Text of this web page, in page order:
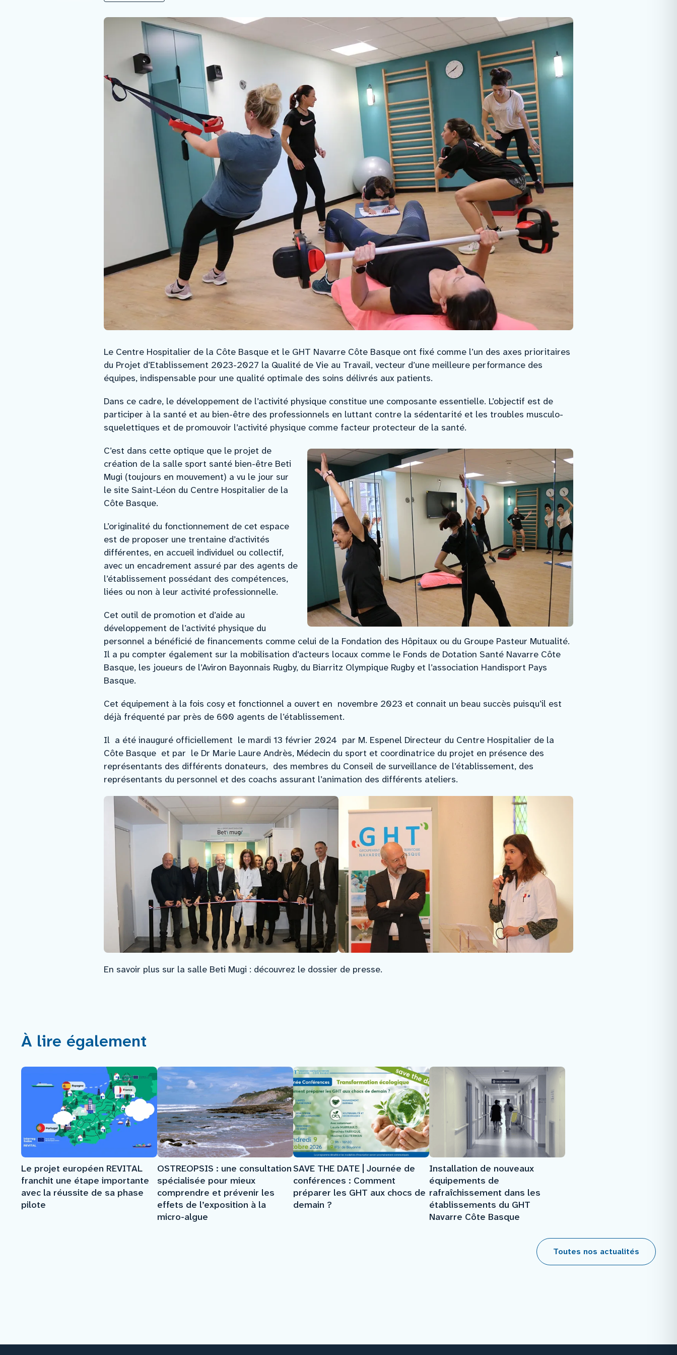
Le Centre Hospitalier de la Côte Basque et le GHT Navarre Côte Basque ont fixé comme l’un des axes prioritaires
du Projet d’Etablissement 2023-2027 la Qualité de Vie au Travail, vecteur d’une meilleure performance des
équipes, indispensable pour une qualité optimale des soins délivrés aux patients.
Dans ce cadre, le développement de l’activité physique constitue une composante essentielle. L’objectif est de
participer à la santé et au bien-être des professionnels en luttant contre la sédentarité et les troubles musculo-
squelettiques et de promouvoir l’activité physique comme facteur protecteur de la santé.
C’est dans cette optique que le projet de
création de la salle sport santé bien-être Beti
Mugi (toujours en mouvement) a vu le jour sur
le site Saint-Léon du Centre Hospitalier de la
Côte Basque.
L’originalité du fonctionnement de cet espace
est de proposer une trentaine d’activités
différentes, en accueil individuel ou collectif,
avec un encadrement assuré par des agents de
l’établissement possédant des compétences,
liées ou non à leur activité professionnelle.
Cet outil de promotion et d’aide au
développement de l’activité physique du
personnel a bénéficié de financements comme celui de la Fondation des Hôpitaux ou du Groupe Pasteur Mutualité.
Il a pu compter également sur la mobilisation d’acteurs locaux comme le Fonds de Dotation Santé Navarre Côte
Basque, les joueurs de l’Aviron Bayonnais Rugby, du Biarritz Olympique Rugby et l’association Handisport Pays
Basque.
Cet équipement à la fois cosy et fonctionnel a ouvert en novembre 2023 et connait un beau succès puisqu’il est
déjà fréquenté par près de 600 agents de l’établissement.
Il a été inauguré officiellement le mardi 13 février 2024 par M. Espenel Directeur du Centre Hospitalier de la
Côte Basque et par le Dr Marie Laure Andrès, Médecin du sport et coordinatrice du projet en présence des
représentants des différents donateurs, des membres du Conseil de surveillance de l’établissement, des
représentants du personnel et des coachs assurant l’animation des différents ateliers.
En savoir plus sur la salle Beti Mugi : découvrez le dossier de presse.
À lire également
Le projet européen REVITAL
franchit une étape importante
avec la réussite de sa phase
pilote
OSTREOPSIS : une consultation
spécialisée pour mieux
comprendre et prévenir les
effets de l’exposition à la
micro-algue
SAVE THE DATE | Journée de
conférences : Comment
préparer les GHT aux chocs de
demain ?
Installation de nouveaux
équipements de
rafraîchissement dans les
établissements du GHT
Navarre Côte Basque
Toutes nos actualités